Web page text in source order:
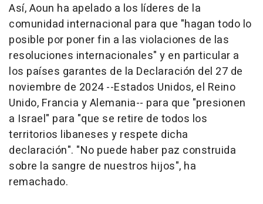
Así, Aoun ha apelado a los líderes de la
comunidad internacional para que "hagan todo lo
posible por poner fin a las violaciones de las
resoluciones internacionales" y en particular a
los países garantes de la Declaración del 27 de
noviembre de 2024 --Estados Unidos, el Reino
Unido, Francia y Alemania-- para que "presionen
a Israel" para "que se retire de todos los
territorios libaneses y respete dicha
declaración". "No puede haber paz construida
sobre la sangre de nuestros hijos", ha
remachado.